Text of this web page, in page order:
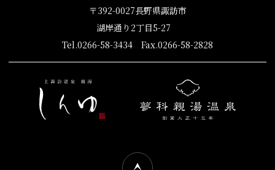
〒392-0027長野県諏訪市
湖岸通り2丁目5-27
Tel.0266-58-3434 Fax.0266-58-2828